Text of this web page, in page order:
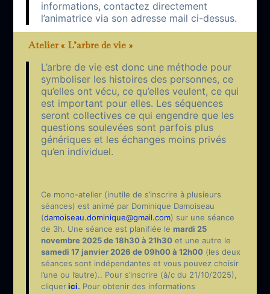
informations, contactez directement
l’animatrice via son adresse mail ci-dessus.
Atelier « L’arbre de vie »
L’arbre de vie est donc une méthode pour
symboliser les histoires des personnes, ce
qu’elles ont vécu, ce qu’elles veulent, ce qui
est important pour elles. Les séquences
seront collectives ce qui engendre que les
questions soulevées sont parfois plus
génériques et les échanges moins privés
qu’en individuel.
Ce mono-atelier (inutile de s’inscrire à plusieurs
séances) est animé par Dominique Damoiseau
(damoiseau.dominique@gmail.com) sur une séance
de 3h. Une séance est planifiée le mardi 25
novembre 2025 de 18h30 à 21h30et une autre le
samedi 17 janvier 2026 de 09h00 à 12h00(les deux
séances sont indépendantes et vous pouvez choisir
l’une ou l’autre).. Pour s’inscrire (à/c du 21/10/2025),
cliquer ici. Pour obtenir des informations